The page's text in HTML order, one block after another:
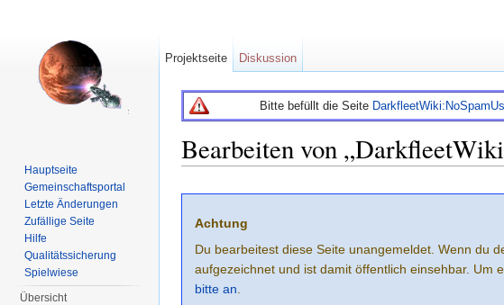
Bitte befüllt die Seite
Bearbeiten von
Achtung
Du bearbeitest diese Seite unangemeldet. Wenn du
aufgezeichnet und ist damit öffentlich einsehbar. Um
bitte an
Projektseite Diskussion
Hauptseite
Gemeinschaftsportal
Letzte Änderungen
Zufällige Seite
Hilfe
Qualitätssicherung
Spielwiese
Übersicht